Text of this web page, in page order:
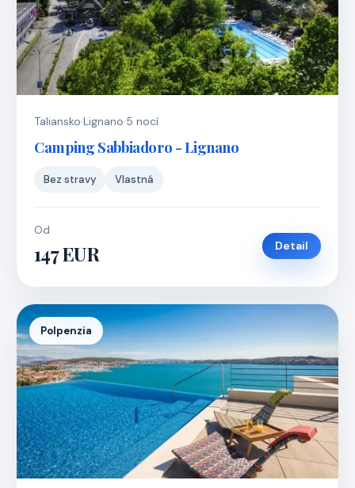
Taliansko·Lignano·5 nocí
Camping Sabbiadoro - Lignano
Bez stravy Vlastná
Od
147 EUR Detail
Polpenzia